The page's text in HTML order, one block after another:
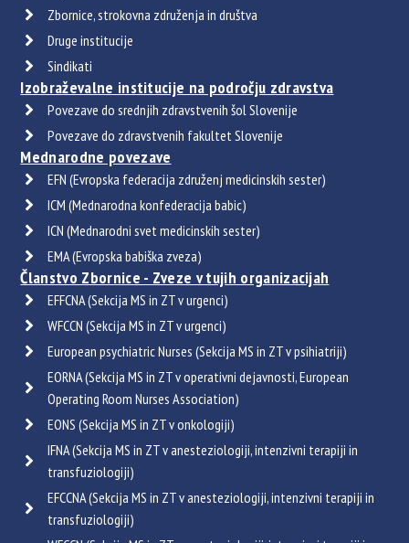
Zbornice, strokovna združenja in društva
Druge institucije
Sindikati
Izobraževalne institucije na področju zdravstva
Povezave do srednjih zdravstvenih šol Slovenije
Povezave do zdravstvenih fakultet Slovenije
Mednarodne povezave
EFN (Evropska federacija združenj medicinskih sester)
ICM (Mednarodna konfederacija babic)
ICN (Mednarodni svet medicinskih sester)
EMA (Evropska babiška zveza)
Članstvo Zbornice - Zveze v tujih organizacijah
EFFCNA (Sekcija MS in ZT v urgenci)
WFCCN (Sekcija MS in ZT v urgenci)
European psychiatric Nurses (Sekcija MS in ZT v psihiatriji)
EORNA (Sekcija MS in ZT v operativni dejavnosti, European
Operating Room Nurses Association)
EONS (Sekcija MS in ZT v onkologiji)
IFNA (Sekcija MS in ZT v anesteziologiji, intenzivni terapiji in
transfuziologiji)
EFCCNA (Sekcija MS in ZT v anesteziologiji, intenzivni terapiji in
transfuziologiji)